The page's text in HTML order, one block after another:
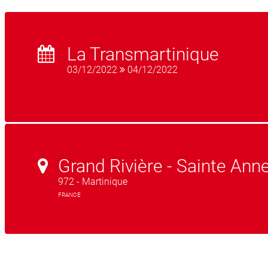
La Transmartinique
03/12/2022 04/12/2022
Grand Rivière - Sainte
972 - Martinique
FRANCE